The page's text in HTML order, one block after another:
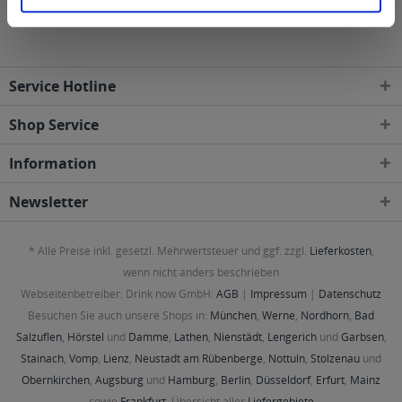
Service Hotline
Shop Service
Information
Newsletter
* Alle Preise inkl. gesetzl. Mehrwertsteuer und ggf. zzgl. Lieferkosten,
wenn nicht anders beschrieben
Webseitenbetreiber: Drink now GmbH: AGB | Impressum | Datenschutz
Besuchen Sie auch unsere Shops in: München, Werne, Nordhorn, Bad
Salzuflen, Hörstel und Damme, Lathen, Nienstädt, Lengerichund Garbsen,
Stainach, Vomp, Lienz, Neustadt am Rübenberge, Nottuln, Stolzenau und
Obernkirchen, Augsburg und Hamburg, Berlin, Düsseldorf, Erfurt, Mainz